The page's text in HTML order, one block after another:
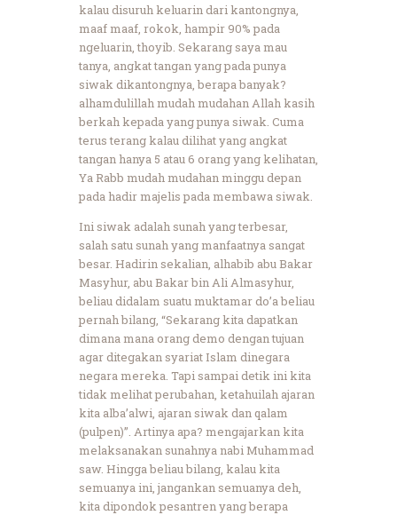
kalau disuruh keluarin dari kantongnya,
maaf maaf, rokok, hampir 90% pada
ngeluarin, thoyib. Sekarang saya mau
tanya, angkat tangan yang pada punya
siwak dikantongnya, berapa banyak?
alhamdulillah mudah mudahan Allah kasih
berkah kepada yang punya siwak. Cuma
terus terang kalau dilihat yang angkat
tangan hanya 5 atau 6 orang yang kelihatan,
Ya Rabb mudah mudahan minggu depan
pada hadir majelis pada membawa siwak.
Ini siwak adalah sunah yang terbesar,
salah satu sunah yang manfaatnya sangat
besar. Hadirin sekalian, alhabib abu Bakar
Masyhur, abu Bakar bin Ali Almasyhur,
beliau didalam suatu muktamar do’a beliau
pernah bilang, “Sekarang kita dapatkan
dimana mana orang demo dengan tujuan
agar ditegakan syariat Islam dinegara
negara mereka. Tapi sampai detik ini kita
tidak melihat perubahan, ketahuilah ajaran
kita alba’alwi, ajaran siwak dan qalam
(pulpen)”. Artinya apa? mengajarkan kita
melaksanakan sunahnya nabi Muhammad
saw. Hingga beliau bilang, kalau kita
semuanya ini, jangankan semuanya deh,
kita dipondok pesantren yang berapa